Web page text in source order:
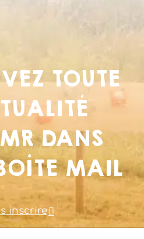
TOUTE
DANS
MAIL
inscrire